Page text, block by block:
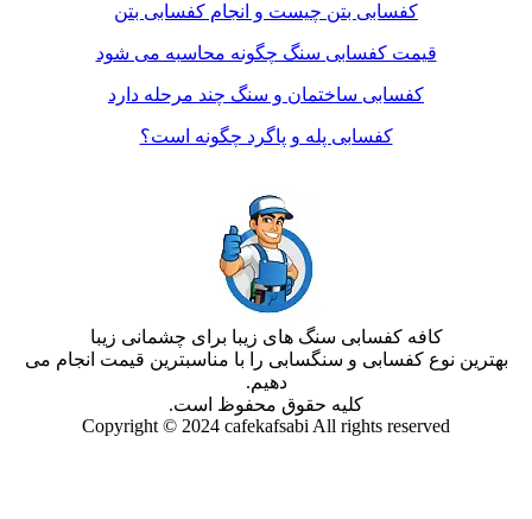
کفسابی بتن چیست و انجام کفسابی بتن
قیمت کفسابی سنگ چگونه محاسبه می شود
کفسابی ساختمان و سنگ چند مرحله دارد
کفسابی پله و پاگرد چگونه است؟
کافه کفسابی سنگ های زیبا برای چشمانی زیبا
بهترین نوع کفسابی و سنگسابی را با مناسبترین قیمت انجام می
دهیم.
کلیه حقوق محفوظ است.
Copyright © 2024 cafekafsabi All rights reserved